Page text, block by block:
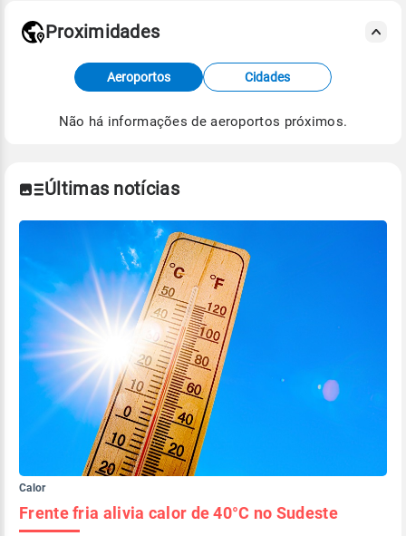
Fonte: dados combinados de estações
meteorológicas e satélite do Centro de Previsão
de Tempo e Estudos Climáticos (CPTEC).
Proximidades
Aeroportos Cidades
Não há informações de aeroportos próximos.
Últimas notícias
Calor
Frente fria alivia calor de 40°C no Sudeste